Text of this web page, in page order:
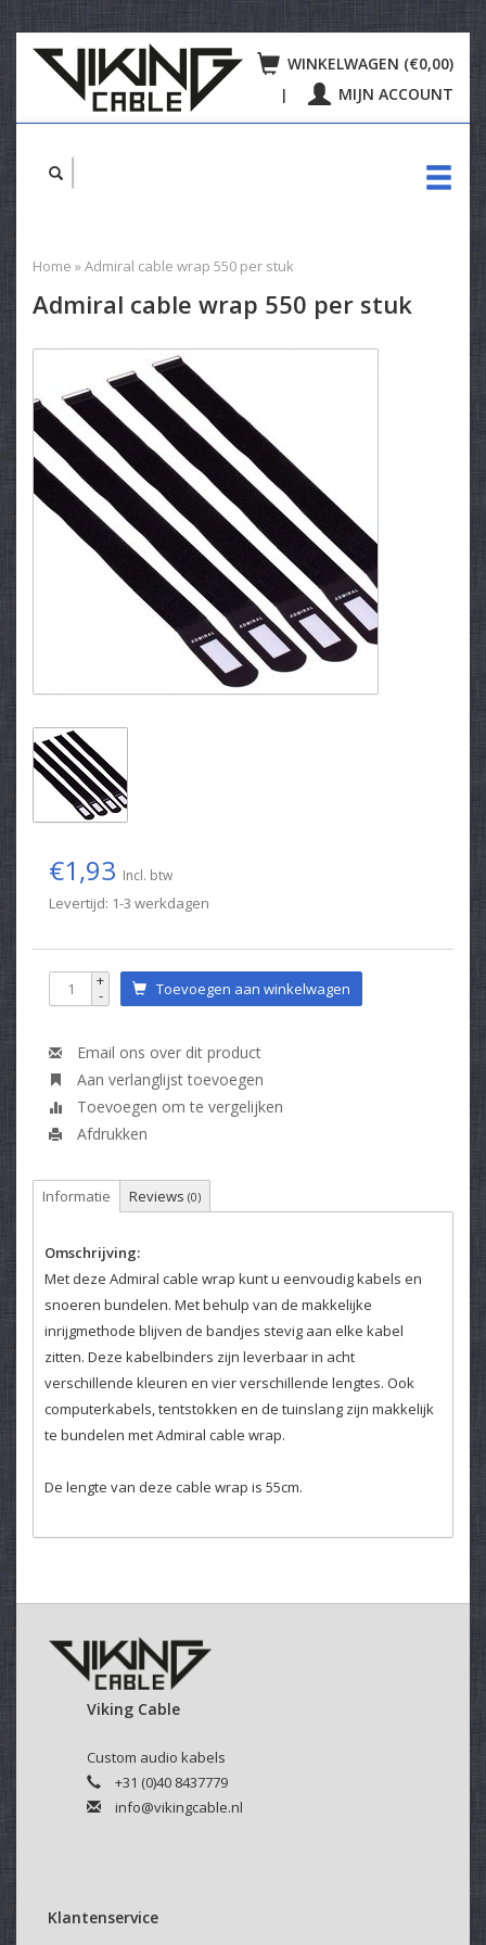
WINKELWAGEN (€0,00)
| MIJN ACCOUNT
Home »Admiral cable wrap 550 per stuk
Admiral cable wrap 550 per stuk
€1,93 Incl. btw
Levertijd: 1-3 werkdagen
+
- Toevoegen aan winkelwagen
Email ons over dit product
Aan verlanglijst toevoegen
Toevoegen om te vergelijken
Afdrukken
Informatie Reviews (0)
Omschrijving:
Met deze Admiral cable wrap kunt u eenvoudig kabels en
snoeren bundelen. Met behulp van de makkelijke
inrijgmethode blijven de bandjes stevig aan elke kabel
zitten. Deze kabelbinders zijn leverbaar in acht
verschillende kleuren en vier verschillende lengtes. Ook
computerkabels, tentstokken en de tuinslang zijn makkelijk
te bundelen met Admiral cable wrap.
De lengte van deze cable wrap is 55cm.
Viking Cable
Custom audio kabels
+31 (0)40 8437779
info@vikingcable.nl
Klantenservice